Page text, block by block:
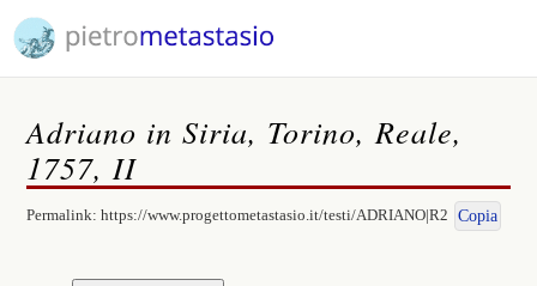
Adriano in Siria, Torino, Reale,
1757, II
Permalink:https://www.progettometastasio.it/testi/ADRIANO|R2 Copia